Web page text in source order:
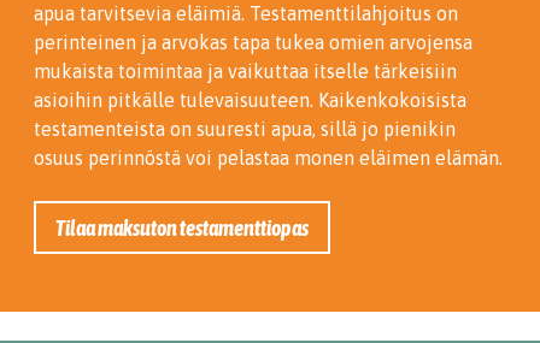
apua tarvitsevia eläimiä. Testamenttilahjoitus on
perinteinen ja arvokas tapa tukea omien arvojensa
mukaista toimintaa ja vaikuttaa itselle tärkeisiin
asioihin pitkälle tulevaisuuteen. Kaikenkokoisista
testamenteista on suuresti apua, sillä jo pienikin
osuus perinnöstä voi pelastaa monen eläimen elämän.
Tilaa maksuton testamenttiopas